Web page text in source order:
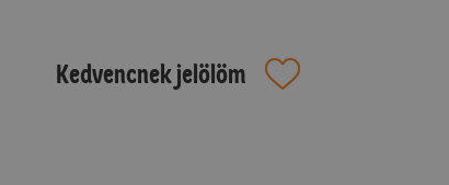
Kedvencnek jelölöm